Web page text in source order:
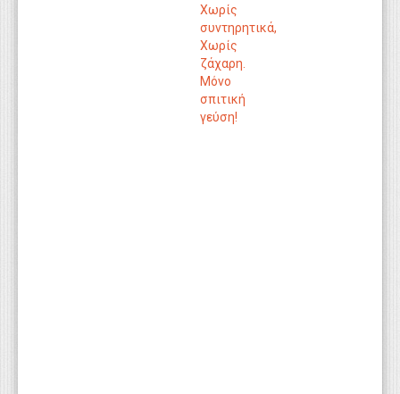
Χωρίς
συντηρητικά,
Χωρίς
ζάχαρη.
Μόνο
σπιτική
γεύση!